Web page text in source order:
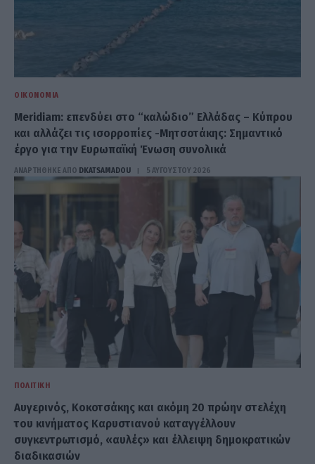
ΟΙΚΟΝΟΜΊΑ
Meridiam: επενδύει στο “καλώδιο” Ελλάδας – Κύπρου
και αλλάζει τις ισορροπίες -Μητσοτάκης: Σημαντικό
έργο για την Ευρωπαϊκή Ένωση συνολικά
ΑΝΑΡΤΗΘΗΚΕ ΑΠΟ DKATSAMADOU 5 ΑΥΓΟΎΣΤΟΥ 2026
ΠΟΛΙΤΙΚΉ
Αυγερινός, Κοκοτσάκης και ακόμη 20 πρώην στελέχη
του κινήματος Καρυστιανού καταγγέλλουν
συγκεντρωτισμό, «αυλές» και έλλειψη δημοκρατικών
διαδικασιών